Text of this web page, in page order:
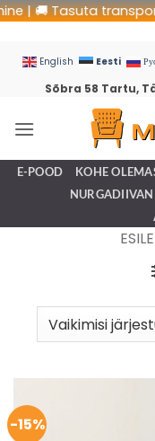
English Eesti
Sõbra 58 Tartu,
E-POOD KOHE
-15%